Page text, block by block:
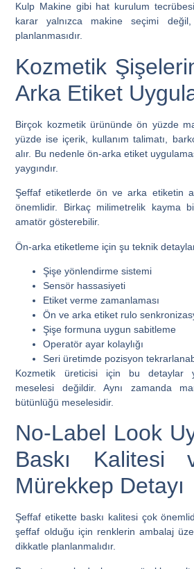
Kulp Makine gibi hat kurulum
karar yalnızca makine seçimi değil,
planlanmasıdır.
Kozmetik
Arka Etiket
Birçok kozmetik ürününde ön yüzde
yüzde ise içerik, kullanım talimatı,
alır. Bu nedenle ön-arka etiket
yaygındır.
Şeffaf etiketlerde ön ve arka etiketin
önemlidir. Birkaç milimetrelik kayma
amatör gösterebilir.
Ön-arka etiketleme için şu teknik
Şişe yönlendirme sistemi
Sensör hassasiyeti
Etiket verme zamanlaması
Ön ve arka etiket rulo
Şişe formuna uygun sabitleme
Operatör ayar kolaylığı
Seri üretimde pozisyon
Kozmetik üreticisi için bu detaylar
meselesi değildir. Aynı zamanda
bütünlüğü meselesidir.
No-Label Look
Baskı Kalitesi
Mürekkep Detayı
Şeffaf etikette baskı kalitesi çok
şeffaf olduğu için renklerin ambalaj
dikkatle planlanmalıdır.